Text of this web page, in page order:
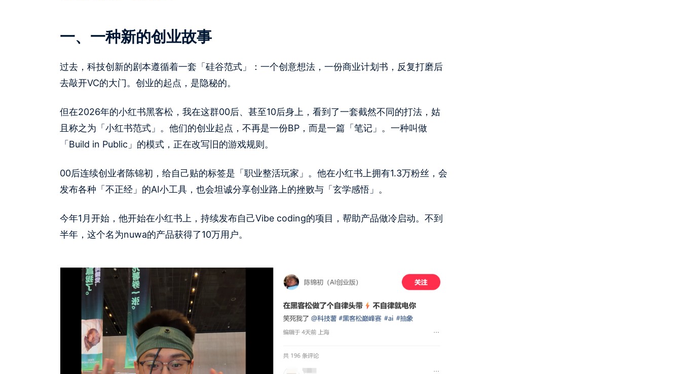
一、一种新的创业故事
过去，科技创新的剧本遵循着一套「硅谷范式」：一个创意想法，一份商业计划书，反复打磨后
去敲开VC的大门。创业的起点，是隐秘的。
但在2026年的小红书黑客松，我在这群00后、甚至10后身上，看到了一套截然不同的打法，姑
且称之为「小红书范式」。他们的创业起点，不再是一份BP，而是一篇「笔记」。一种叫做
「Build in Public」的模式，正在改写旧的游戏规则。
00后连续创业者陈锦初，给自己贴的标签是「职业整活玩家」。他在小红书上拥有1.3万粉丝，会
发布各种「不正经」的AI小工具，也会坦诚分享创业路上的挫败与「玄学感悟」。
今年1月开始，他开始在小红书上，持续发布自己Vibe coding的项目，帮助产品做冷启动。不到
半年，这个名为nuwa的产品获得了10万用户。